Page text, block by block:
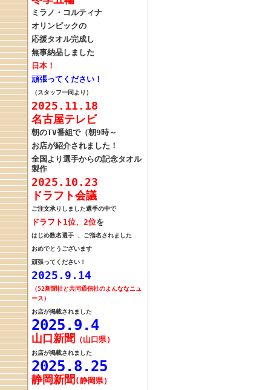
ミラノ・コルティナ
オリンピックの
応援タオル完成し
無事納品しました
日本！
頑張ってください！
（スタッフ一同より）
2025.11.18
名古屋テレビ
朝のTV番組で（朝9時～
お店が紹介されました！
全国より選手からの記念タオル
製作
2025.10.23
ドラフト会議
ご注文承りしました選手の中で
ドラフト1位、 2位を
はじめ数名選手 、
ご指名されました
おめでとうございます
頑張ってください！
2025.9.14
（52新聞社と共同通信社のよんななニュ
ース）
お店が掲載されました
2025.9.4
山口新聞 （山口県）
お店が掲載されました
2025.8.25
静岡新聞 (静岡県）